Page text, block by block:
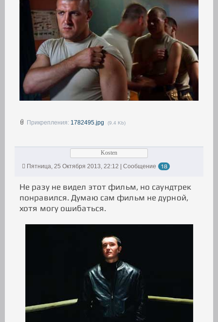
Прикрепления: 1782495.jpg (9.4 Kb)
Kosten
Пятница, 25 Октября 2013, 22:12 | Сообщение
18
Не разу не видел этот фильм, но саундтрек
понравился. Думаю сам фильм не дурной,
хотя могу ошибаться.